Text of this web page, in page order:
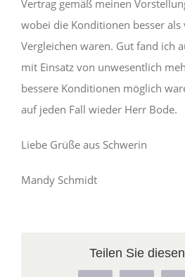
Vertrag gemäß meinen
wobei die Konditionen besser als
Vergleichen waren. Gut fand ich
mit Einsatz von unwesentlich
bessere Konditionen möglich
auf jeden Fall wieder Herr Bode.
Liebe Grüße aus Schwerin
Mandy Schmidt
Teilen Sie